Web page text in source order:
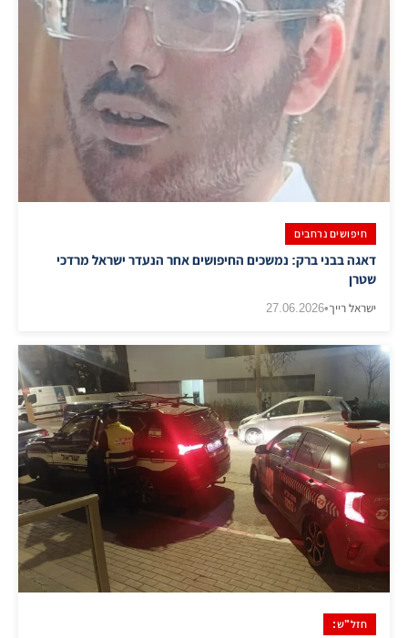
חיפושים נרחבים
​דאגה בבני ברק: נמשכים החיפושים אחר הנעדר ישראל מרדכי
שטרן
ישראל רייך•
27.06.2026
חזל"ש: